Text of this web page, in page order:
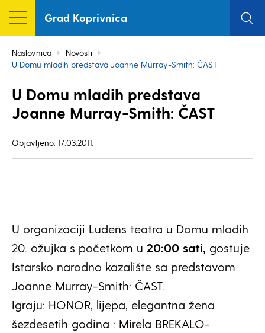
Grad Koprivnica
Naslovnica
Novosti
U Domu mladih predstava Joanne Murray-Smith: ČAST
U Domu mladih predstava
Joanne Murray-Smith: ČAST
Objavljeno: 17.03.2011.
U organizaciji Ludens teatra u Domu mladih
20. ožujka s početkom u 20:00 sati, gostuje
Istarsko narodno kazalište sa predstavom
Joanne Murray-Smith: ČAST.
Igraju: HONOR, lijepa, elegantna žena
šezdesetih godina : Mirela BREKALO-